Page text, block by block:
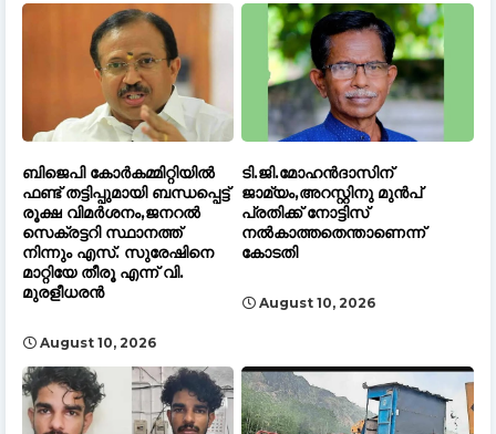
ബിജെപി കോർകമ്മിറ്റിയിൽ
ഫണ്ട് തട്ടിപ്പുമായി ബന്ധപ്പെട്ട്
രൂക്ഷ വിമർശനം,ജനറൽ
സെക്രട്ടറി സ്ഥാനത്ത്
നിന്നും എസ്. സുരേഷിനെ
മാറ്റിയേ തീരൂ എന്ന് വി.
മുരളീധരൻ
August 10, 2026
ടി.ജി.മോഹൻദാസിന്
ജാമ്യം,അറസ്റ്റിനു മുൻപ്
പ്രതിക്ക് നോട്ടിസ്
നൽകാത്തതെന്താണെന്ന്
കോടതി
August 10, 2026